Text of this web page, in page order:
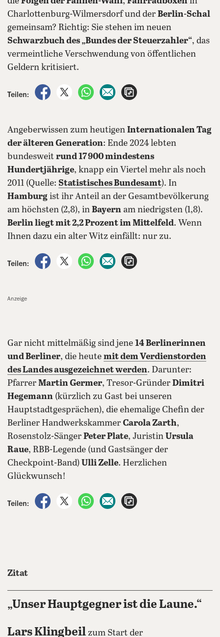
Charlottenburg-Wilmersdorf und der Berlin-Schal
gemeinsam? Richtig: Sie stehen im neuen
Schwarzbuch des „Bundes der Steuerzahler“, das
vermeintliche Verschwendung von öffentlichen
Geldern kritisiert.
Teilen:
auf Facebook teilen
auf X teilenper WhatsApp teilen
per E-Mail teilen
Angeberwissen zum heutigen Internationalen Tag
der älteren Generation: Ende 2024 lebten
bundesweit rund 17 900 mindestens
Hundertjährige, knapp ein Viertel mehr als noch
2011 (Quelle: Statistisches Bundesamt). In
Hamburg ist ihr Anteil an der Gesamtbevölkerung
am höchsten (2,8), in Bayern am niedrigsten (1,8).
Berlin liegt mit 2,2 Prozent im Mittelfeld. Wenn
Ihnen dazu ein alter Witz einfällt: nur zu.
Teilen:
auf Facebook teilen
auf X teilenper WhatsApp teilen
per E-Mail teilen
Anzeige
Gar nicht mittelmäßig sind jene 14 Berlinerinnen
und Berliner, die heute mit dem Verdienstorden
des Landes ausgezeichnet werden. Darunter:
Pfarrer Martin Germer, Tresor-Gründer Dimitri
Hegemann (kürzlich zu Gast bei unseren
Hauptstadtgesprächen), die ehemalige Chefin der
Berliner Handwerkskammer Carola Zarth,
Rosenstolz-Sänger Peter Plate, Juristin Ursula
Raue, RBB-Legende (und Gastsänger der
Checkpoint-Band) Ulli Zelle. Herzlichen
Glückwunsch!
Teilen:
auf Facebook teilen
auf X teilenper WhatsApp teilen
per E-Mail teilen
Zitat
„Unser Hauptgegner ist die Laune.“
Lars Klingbeil zum Start der